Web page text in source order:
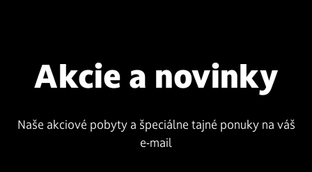
Akcie a novinky
Naše akciové pobyty a špeciálne tajné ponuky na váš
e-mail